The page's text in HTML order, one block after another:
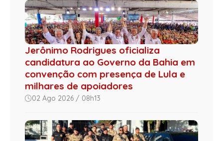
Jerônimo Rodrigues oficializa
candidatura ao Governo da Bahia em
convenção com presença de Lula e
milhares de apoiadores
02 Ago 2026 / 08h13